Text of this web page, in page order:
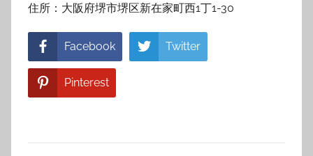
住所：大阪府堺市堺区新在家町西1丁1-30
Facebook Twitter
Pinterest